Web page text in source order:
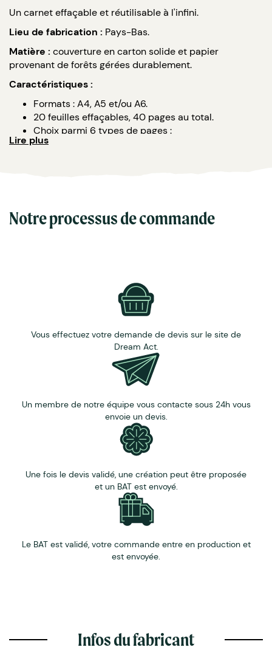
Un carnet effaçable et réutilisable à l'infini.
Lieu de fabrication : Pays-Bas.
Matière : couverture en carton solide et papier
provenant de forêts gérées durablement.
Caractéristiques :
Formats : A4, A5 et/ou A6.
20 feuilles effaçables, 40 pages au total.
Choix parmi 6 types de pages :
Inclus : feutre, formation et application Bambook.
Accessoires et extras :
Possibilité de personnalisation nominative sur
Lire plus
Notre processus de commande
Vous effectuez votre demande de devis sur le site de
Dream Act.
Un membre de notre équipe vous contacte sous 24h vous
envoie un devis.
Une fois le devis validé, une création peut être proposée
et un BAT est envoyé.
Le BAT est validé, votre commande entre en production et
est envoyée.
Infos du fabricant